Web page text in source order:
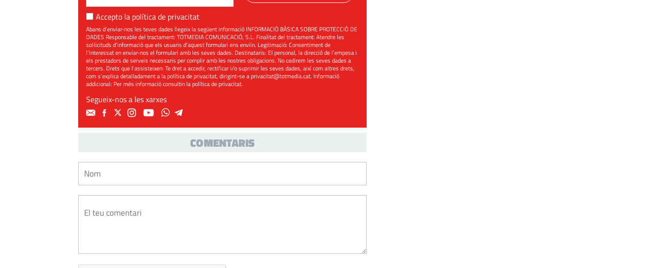
Accepto la política de privacitat
Abans d’enviar-nos les teves dades llegeix la següent informació INFORMACIÓ BÀSICA SOBRE PROTECCIÓ DE
DADES Responsable del tractament: TOTMEDIA COMUNICACIÓ, S.L. Finalitat del tractament: Atendre les
sol·licituds d’informació que els usuaris d’aquest formulari ens enviïn. Legitimació: Consentiment de
l’interessat en enviar-nos el formulari amb les seves dades. Destinataris: El personal, la direcció de l’empesa i
els prestadors de serveis necessaris per complir amb les nostres obligacions. No cedirem les seves dades a
tercers. Drets que l’assisteixen: Te dret a accedir, rectificar i/o suprimir les seves dades, així com altres drets,
com s’explica detalladament a la política de privacitat, dirigint-se aprivacitat@totmedia.cat. Informació
addicional: Per més informació consultin lapolítica de privacitat.
Segueix-nos a les xarxes
COMENTARIS